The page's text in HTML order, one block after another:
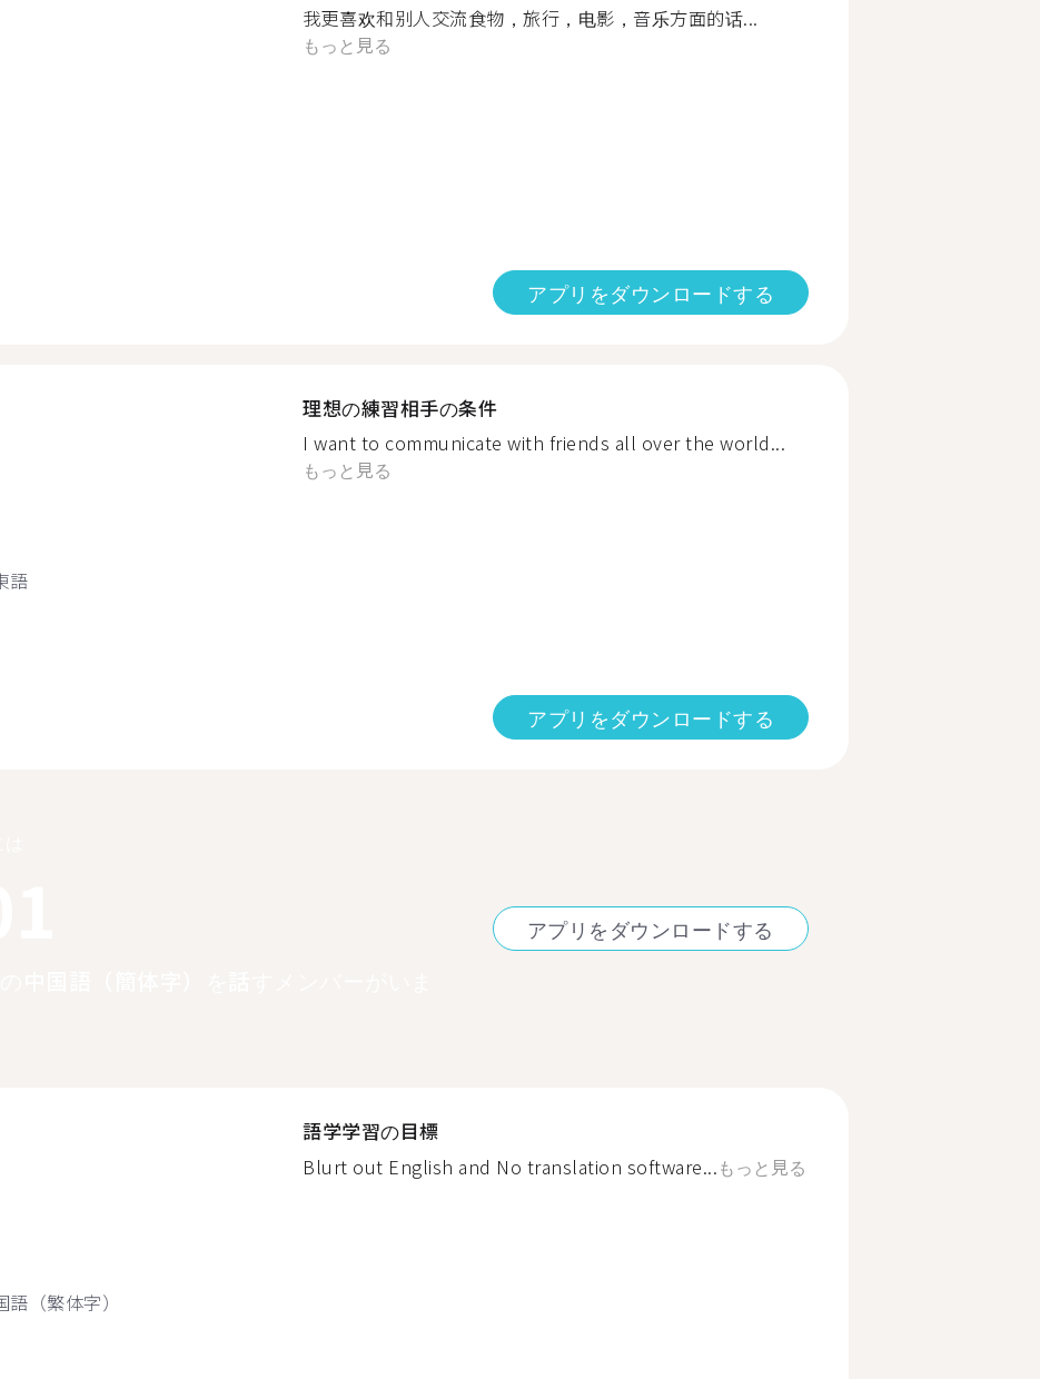
我更喜欢和别人交流食物，旅行，电影，音乐方面的话...
もっと見る
アプリをダウンロードする
語
理想の練習相手の条件
I want to communicate with friends all over the world...
もっと見る
アプリをダウンロードする
アプリをダウンロードする
語（繁体字）
語学学習の目標
Blurt out English and No translation software...もっと見る